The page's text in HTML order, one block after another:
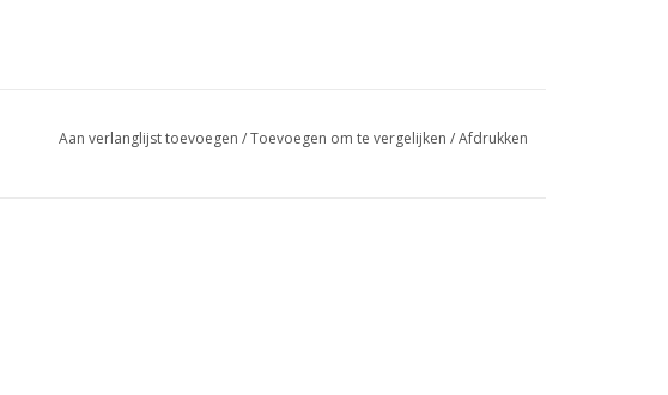
Aan verlanglijst toevoegen /Toevoegen om te vergelijken /Afdrukken